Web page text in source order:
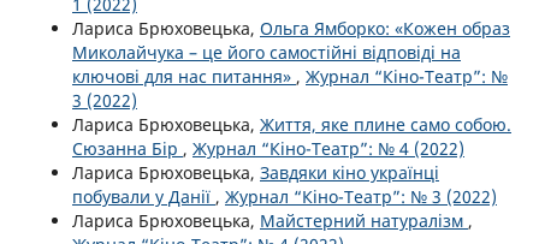
Лариса Брюховецька, Ольга Ямборко: «Кожен образ
Миколайчука – це його самостійні відповіді на
ключові для нас питання» , Журнал “Кіно-Театр”: №
3 (2022)
Лариса Брюховецька, Життя, яке плине само собою.
Сюзанна Бір , Журнал “Кіно-Театр”: № 4 (2022)
Лариса Брюховецька, Завдяки кіно українці
побували у Данії , Журнал “Кіно-Театр”: № 3 (2022)
Лариса Брюховецька, Майстерний натуралізм ,